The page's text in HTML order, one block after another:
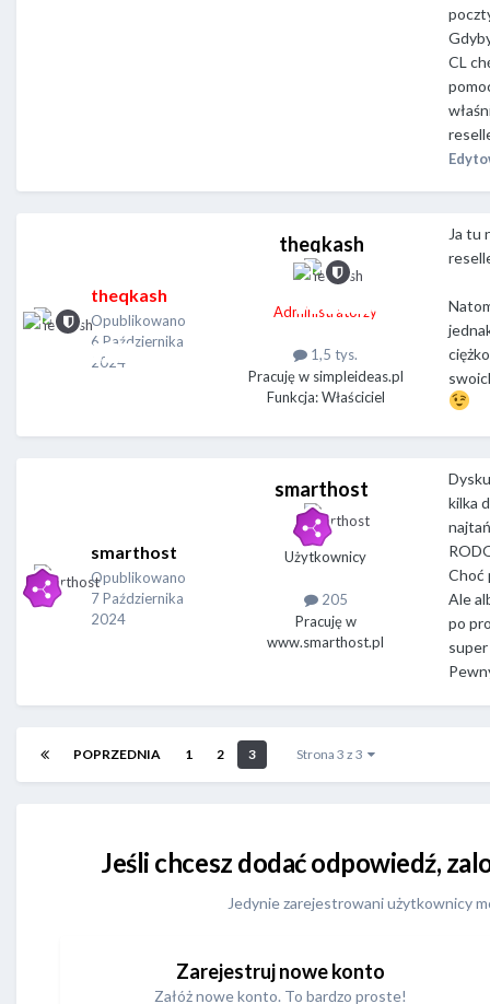
CL
theqkash
Opublikowano
6 Października
2024
theqkash
Administratorzy
1,5 tys.
Pracuję w simpleideas.pl
Funkcja: Właściciel
Ja tu
smarthost
Opublikowano
7 Października
2024
smarthost
Użytkownicy
205
Pracuję w
www.smarthost.pl
kilka
Choć
Ale
po
POPRZEDNIA 1 2 3 Strona 3 z 3
Jeśli chcesz dodać odpowiedź,
Jedynie zarejestrowani użytkownicy
Zarejestruj nowe konto
Załóż nowe konto. To bardzo proste!